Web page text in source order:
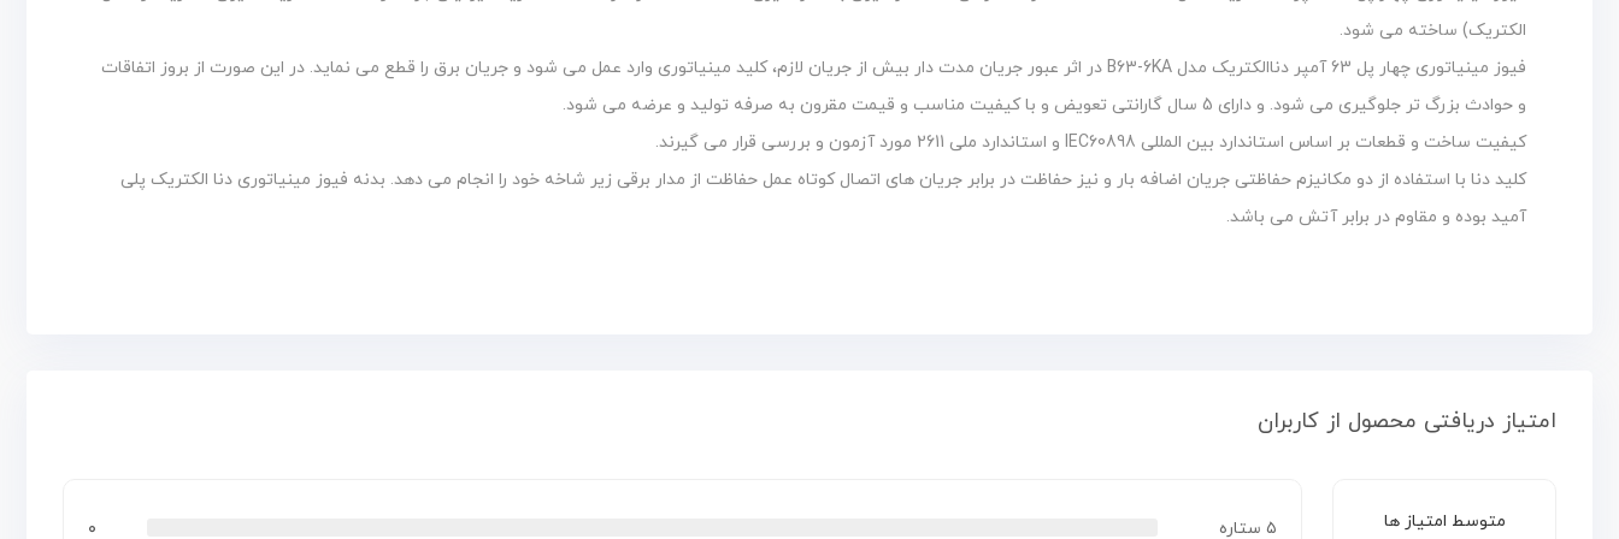
الکتریک) ساخته می شود.
فیوز مینیاتوری چهار پل 63 آمپر دناالکتریک مدل B63-6KA در اثر عبور جریان مدت دار بیش از جریان لازم، کلید مینیاتوری وارد عمل می شود و جریان برق را قطع می نماید. در این صورت از بروز اتفاقات
و حوادث بزرگ تر جلوگیری می شود. و دارای 5 سال گارانتی تعویض و با کیفیت مناسب و قیمت مقرون به صرفه تولید و عرضه می شود.
کیفیت ساخت و قطعات بر اساس استاندارد بین المللی IEC60898 و استاندارد ملی 2611 مورد آزمون و بررسی قرار می گیرند.
کلید دنا با استفاده از دو مکانیزم حفاظتی جریان اضافه بار و نیز حفاظت در برابر جریان های اتصال کوتاه عمل حفاظت از مدار برقی زیر شاخه خود را انجام می دهد. بدنه فیوز مینیاتوری دنا الکتریک پلی
آمید بوده و مقاوم در برابر آتش می باشد.
امتیاز دریافتی محصول از کاربران
متوسط امتیاز ها ۵ ستاره ۰